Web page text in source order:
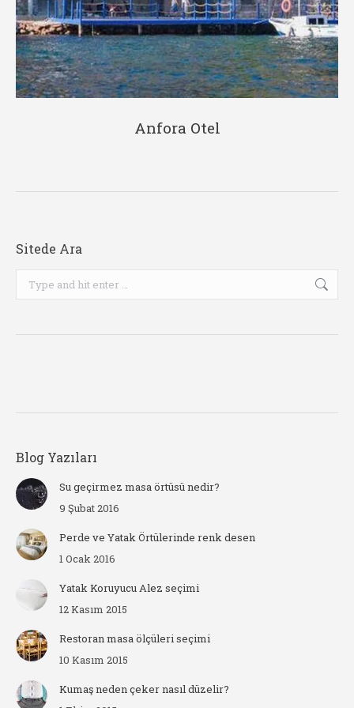
Anfora Otel
Sitede Ara
Blog Yazıları
Su geçirmez masa örtüsü nedir?
9 Şubat 2016
Perde ve Yatak Örtülerinde renk desen
1 Ocak 2016
Yatak Koruyucu Alez seçimi
12 Kasım 2015
Restoran masa ölçüleri seçimi
10 Kasım 2015
Kumaş neden çeker nasıl düzelir?